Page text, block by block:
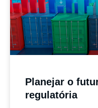
Planejar o
regulatória